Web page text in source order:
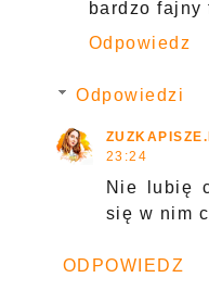
bardzo fajny
Odpowiedz
Odpowiedzi
23:24
Nie lubię
się w nim
ODPOWIEDZ